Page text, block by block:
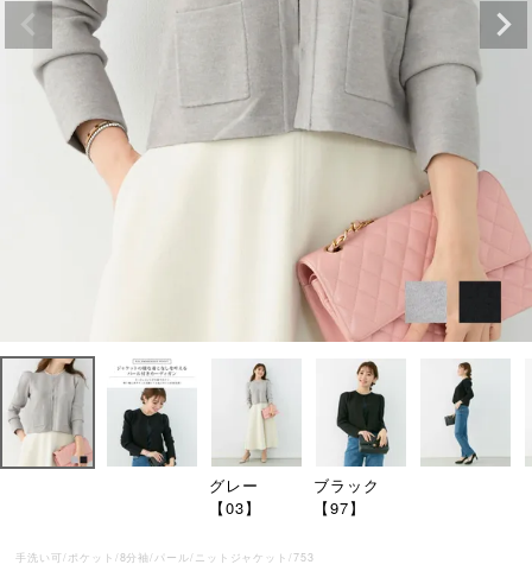
グレー
【03】
ブラック
【97】
手洗い可/ポケット/8分袖/パール/ニットジャケット/753